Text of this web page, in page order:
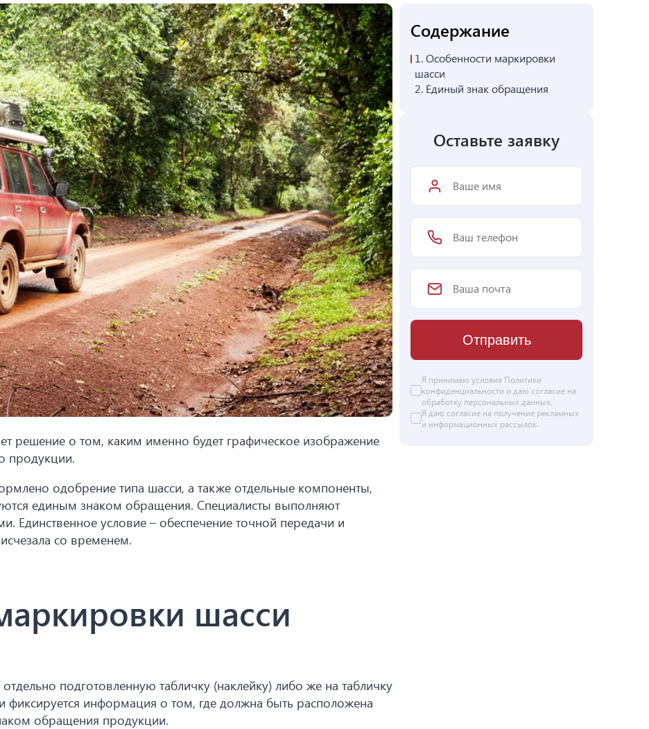
решение о том, каким именно будет графическое изображение
продукции.
одобрение типа шасси, а также отдельные компоненты,
единым знаком обращения. Специалисты выполняют
Единственное условие – обеспечение точной передачи и
со временем.
шасси
подготовленную табличку (наклейку) либо же на табличку
фиксируется информация о том, где должна быть расположена
обращения продукции.
Содержание
1.Особенности маркировки
шасси
2. Единый знак обращения
Оставьте заявку
Отправить
Я принимаю условия Политики
конфиденциальности и даю согласие на
обработку персональных данных.
Я даю согласие на получение рекламных
и информационных рассылок.